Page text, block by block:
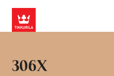
306X